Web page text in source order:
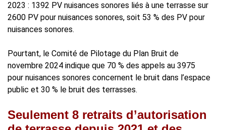
2023 : 1392 PV nuisances sonores liés à une terrasse sur
2600 PV pour nuisances sonores, soit 53 % des PV pour
nuisances sonores.
Pourtant, le Comité de Pilotage du Plan Bruit de
novembre 2024 indique que 70 % des appels au 3975
pour nuisances sonores concernent le bruit dans l’espace
public et 30 % le bruit des terrasses.
Seulement 8 retraits d’autorisation